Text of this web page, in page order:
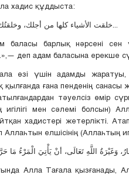
хадис құддыста:
баласы барлық нәрсені
деп адам баласына ерекше
өзі үшін адамды жаратуы,
ғана пенденің санасы
тәуелсіз өмір
игілігі мен сәлемі болсын)
хадистері жетерлікті.
Аллаһтын елшісінің (Аллаһтың
Алла Тағала қызғанады,